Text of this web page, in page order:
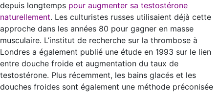
depuis longtemps pour augmenter sa testostérone
naturellement. Les culturistes russes utilisaient déjà cette
approche dans les années 80 pour gagner en masse
musculaire. L’institut de recherche sur la thrombose à
Londres a également publié une étude en 1993 sur le lien
entre douche froide et augmentation du taux de
testostérone. Plus récemment, les bains glacés et les
douches froides sont également une méthode préconisée